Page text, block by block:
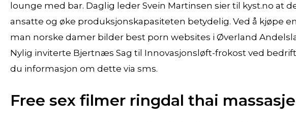
lounge med bar. Daglig leder Svein Martinsen sier til kyst.no at
ansatte og øke produksjonskapasiteten betydelig. Ved å kjøpe
man norske damer bilder best porn websites i Øverland
Nylig inviterte Bjertnæs Sag til Innovasjonsløft-frokost ved
du informasjon om dette via sms.
Free sex filmer ringdal thai massasje